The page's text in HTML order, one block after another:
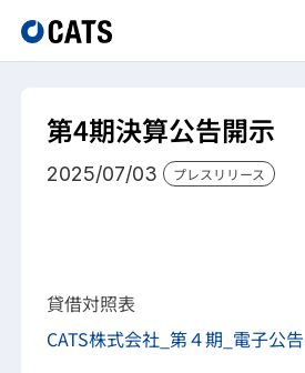
第4期決算公告開示
2025/07/03 プレスリリース
貸借対照表
CATS株式会社_第４期_電子公告